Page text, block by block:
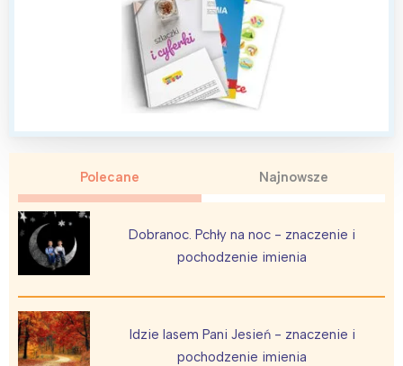
Polecane Najnowsze
Dobranoc. Pchły na noc - znaczenie i
pochodzenie imienia
Idzie lasem Pani Jesień - znaczenie i
pochodzenie imienia